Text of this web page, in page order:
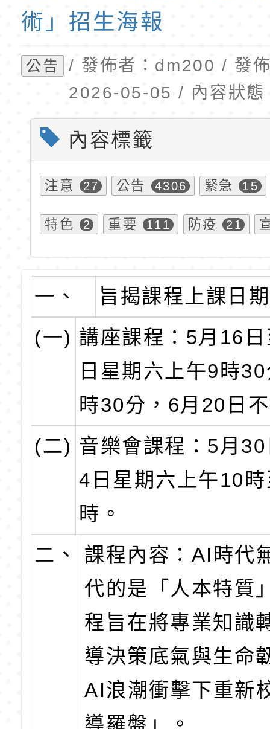
術」招生海報
公告
/ 發佈者：dm200 / 發
2026-05-05 / 內容狀態
內容標籤
注意 27 公告 4306 緊急 15
特色 2 重要 111 防疫 21
一、
旨揭課程上課日
(一) 講座課程：5月16
日星期六上午9時
時30分，6月20日
(二) 音樂會課程：5月
4日星期六上午10
時。
二、
課程內容：AI時代
代的是「人本特質
程旨在將專業知識
導決策底氣與生命
AI浪潮衝擊下重新
導羅盤」。